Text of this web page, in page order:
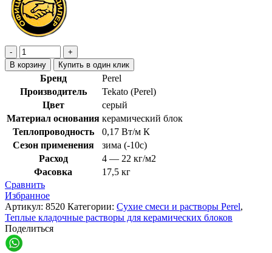
В корзину Купить в один клик
Бренд
Perel
Производитель
Tekato (Perel)
Цвет
серый
Материал основания керамический блок
Теплопроводность
0,17 Вт/м К
Сезон применения
зима (-10с)
Расход
4 — 22 кг/м2
Фасовка
17,5 кг
Сравнить
Избранное
Артикул: 8520 Категории: Сухие смеси и растворы Perel,
Теплые кладочные растворы для керамических блоков
Поделиться